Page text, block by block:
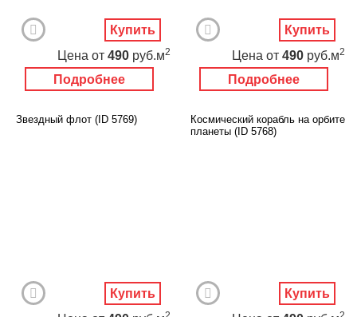
Подробнее
Цена от 490 руб.м2
Купить
Подробнее
Цена от 490 руб.м2
Купить
Звездный флот (ID 5769)
Купить
Космический корабль на орбите
планеты (ID 5768)
Купить